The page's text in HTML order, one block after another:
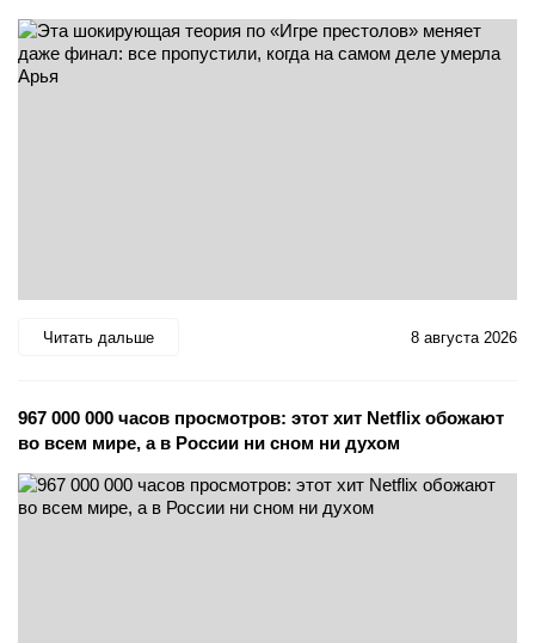
Читать дальше 8 августа 2026
967 000 000 часов просмотров: этот хит Netflix обожают
во всем мире, а в России ни сном ни духом